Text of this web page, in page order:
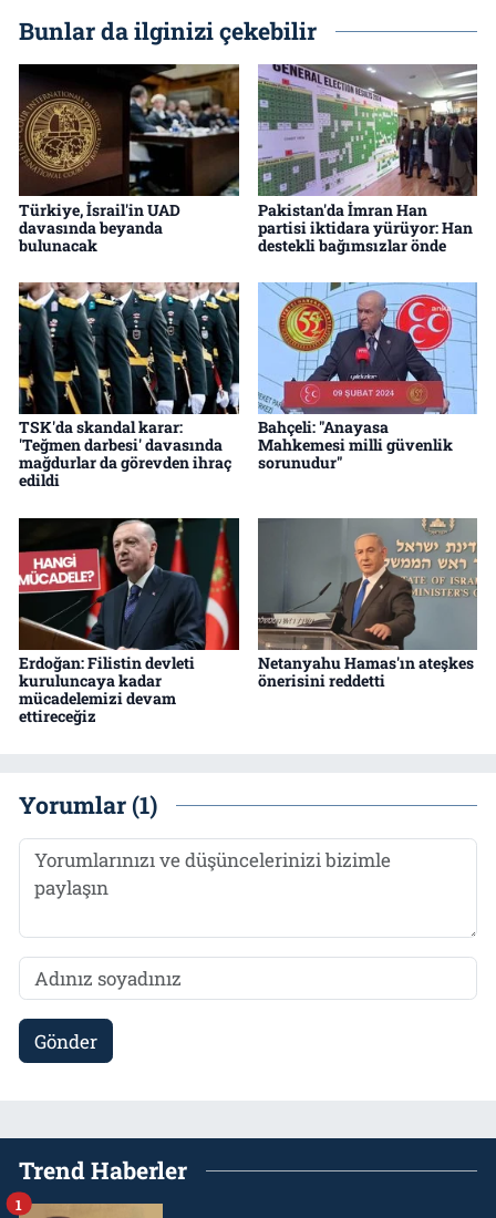
Bunlar da ilginizi çekebilir
Türkiye, İsrail'in UAD
davasında beyanda
bulunacak
Pakistan'da İmran Han
partisi iktidara yürüyor: Han
destekli bağımsızlar önde
TSK'da skandal karar:
'Teğmen darbesi' davasında
mağdurlar da görevden ihraç
edildi
Bahçeli: "Anayasa
Mahkemesi milli güvenlik
sorunudur"
Erdoğan: Filistin devleti
kuruluncaya kadar
mücadelemizi devam
ettireceğiz
Netanyahu Hamas'ın ateşkes
önerisini reddetti
Yorumlar (1)
Gönder
Trend Haberler
1